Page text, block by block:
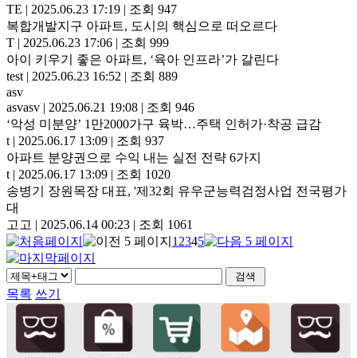
TE | 2025.06.23 17:19 | 조회 947
복합개발지구 아파트, 도시의 핵심으로 떠오르다
T | 2025.06.23 17:06 | 조회 999
아이 키우기 좋은 아파트, ‘육아 인프라’가 갈린다
test | 2025.06.23 16:52 | 조회 889
asv
asvasv | 2025.06.21 19:08 | 조회 946
‘악성 미분양’ 1만2000가구 육박…주택 인허가·착공 급감
t | 2025.06.17 13:09 | 조회 937
아파트 분양권으로 수익 내는 실전 전략 6가지
t | 2025.06.17 13:09 | 조회 1020
송병기 장원목장 대표, '제32회 유우군능력검정사업 전국평가
대
고고 | 2025.06.14 00:23 | 조회 1061
1 2345
목록 쓰기